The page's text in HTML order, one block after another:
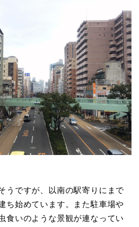
うですが、以南の駅寄りにまで
ち始めています。また駐車場や
食いのような景観が連なってい